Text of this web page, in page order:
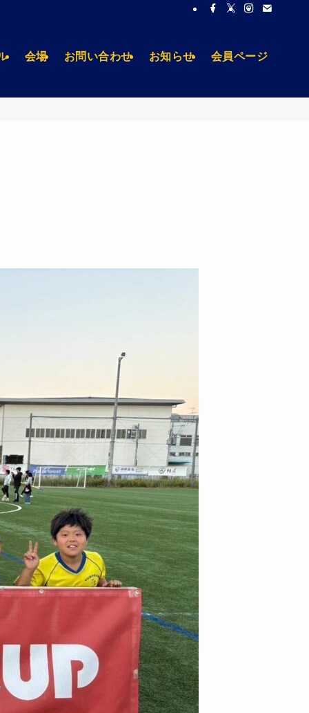
会場 お問い合わせ お知らせ 会員ページ